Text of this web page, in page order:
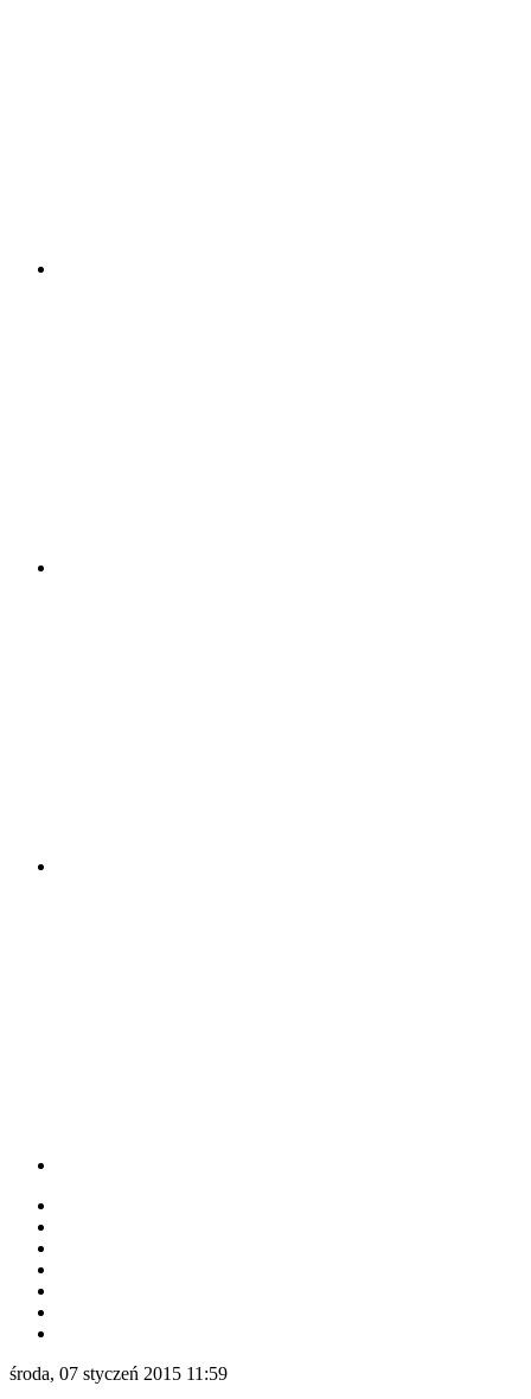
środa, 07 styczeń 2015 11:59